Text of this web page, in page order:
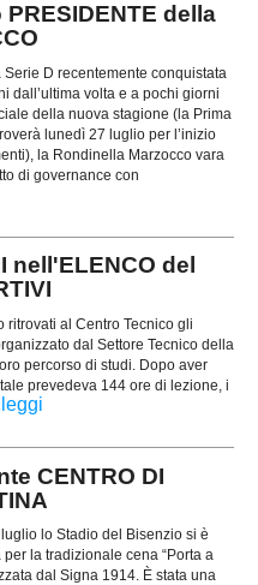
della
Serie D recentemente conquistata
dall’ultima volta e a pochi giorni
della nuova stagione (la Prima
lunedì 27 luglio per l’inizio
la Rondinella Marzocco vara
di governance con
nell'ELENCO del
ritrovati al Centro Tecnico gli
dal Settore Tecnico della
percorso di studi. Dopo aver
prevedeva 144 ore di lezione, i
leggi
CENTRO DI
lo Stadio del Bisenzio si è
per la tradizionale cena “Porta a
dal Signa 1914. È stata una